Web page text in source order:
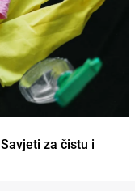
za čistu i